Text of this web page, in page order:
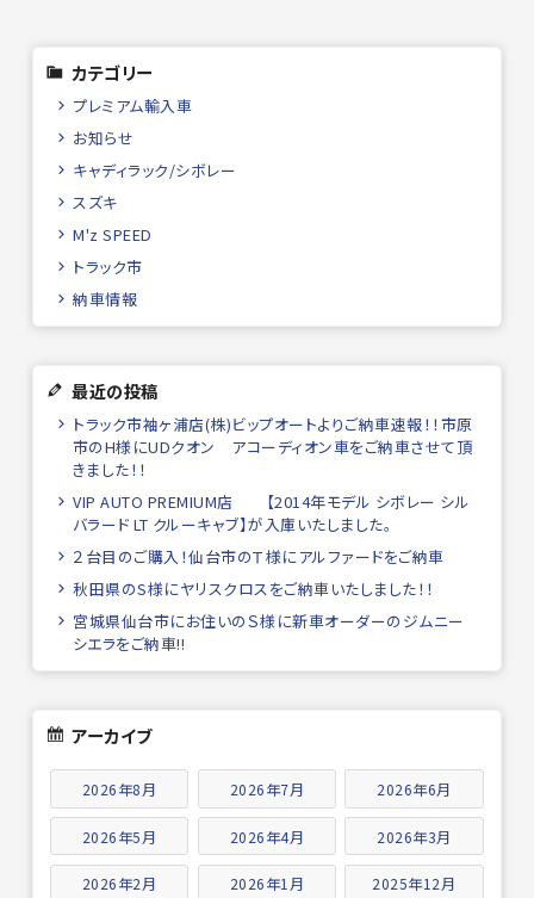
カテゴリー
プレミアム輸入車
お知らせ
キャディラック/シボレー
スズキ
M'z SPEED
トラック市
納車情報
最近の投稿
トラック市袖ヶ浦店(株)ビップオートよりご納車速報！！市原
市のH様にUDクオン アコーディオン車をご納車させて頂
きました！！
VIP AUTO PREMIUM店 【2014年モデル シボレー シル
バラード LT クルーキャブ】が入庫いたしました。
２台目のご購入！仙台市のＴ様にアルファードをご納車
秋田県のS様にヤリスクロスをご納車いたしました！！
宮城県仙台市にお住いのＳ様に新車オーダーのジムニー
シエラをご納車!!
アーカイブ
2026年8月 2026年7月 2026年6月
2026年5月 2026年4月 2026年3月
2026年2月 2026年1月 2025年12月